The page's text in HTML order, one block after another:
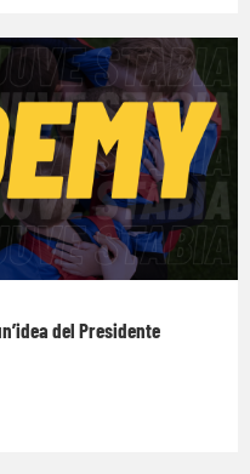
del Presidente